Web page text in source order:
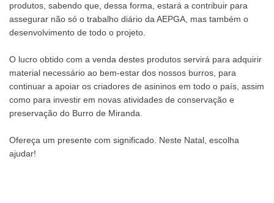
produtos, sabendo que, dessa forma, estará a contribuir para
assegurar não só o trabalho diário da AEPGA, mas também o
desenvolvimento de todo o projeto.
O lucro obtido com a venda destes produtos servirá para adquirir
material necessário ao bem-estar dos nossos burros, para
continuar a apoiar os criadores de asininos em todo o país, assim
como para investir em novas atividades de conservação e
preservação do Burro de Miranda.
Ofereça um presente com significado. Neste Natal, escolha
ajudar!